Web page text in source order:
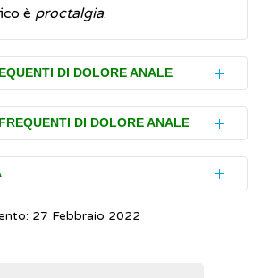
è proctalgia.
DI DOLORE ANALE
frequenti di dolore anale
le ulcerazioni, leemorroidi, le
ferite, simili a taglietti, che si
all'ano o nel canale
DI DOLORE ANALE
le cause che con minor
provocare dolore anale.
(proctalgia)(Inglese)
27 Febbraio 2022